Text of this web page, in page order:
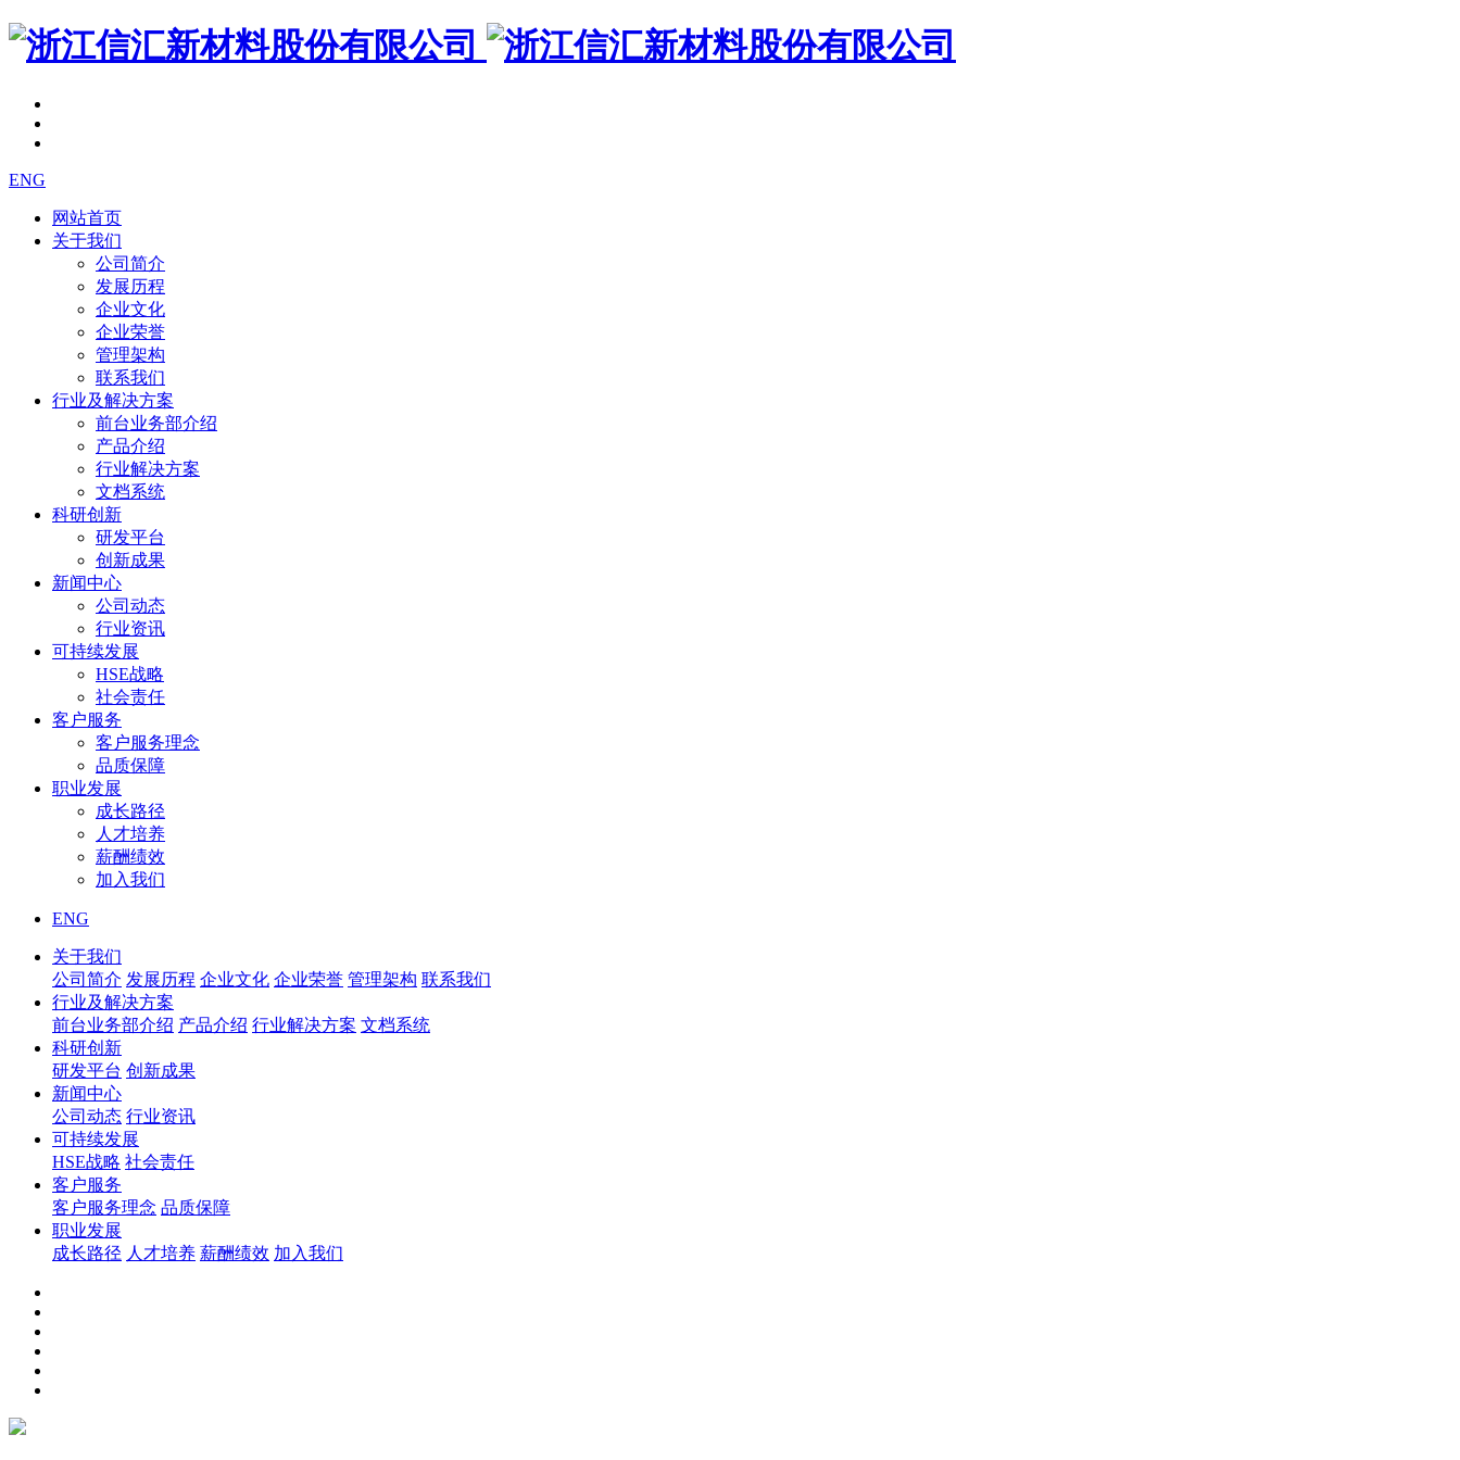
ENG
网站首页
关于我们
公司简介
发展历程
企业文化
企业荣誉
管理架构
联系我们
行业及解决方案
前台业务部介绍
产品介绍
行业解决方案
文档系统
科研创新
研发平台
创新成果
新闻中心
公司动态
行业资讯
可持续发展
HSE战略
社会责任
客户服务
客户服务理念
品质保障
职业发展
成长路径
人才培养
薪酬绩效
加入我们
ENG
关于我们
公司简介 发展历程 企业文化 企业荣誉 管理架构 联系我们
行业及解决方案
前台业务部介绍 产品介绍 行业解决方案 文档系统
科研创新
研发平台 创新成果
新闻中心
公司动态 行业资讯
可持续发展
HSE战略 社会责任
客户服务
客户服务理念 品质保障
职业发展
成长路径 人才培养 薪酬绩效 加入我们